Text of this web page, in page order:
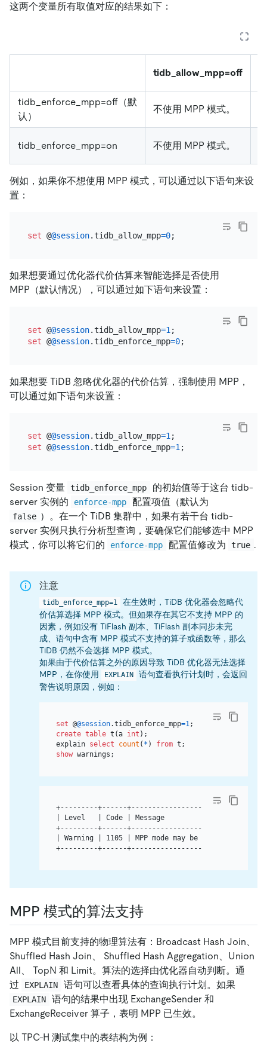
这两个变量所有取值对应的结果如下：
tidb_allow_mpp=off
tidb_enforce_mpp=off（默
认）
不使用 MPP 模式。
tidb_enforce_mpp=on 不使用 MPP 模式。
例如，如果你不想使用 MPP 模式，可以通过以下语句来设
置：
set @@session.tidb_allow_mpp=0
如果想要通过优化器代价估算来智能选择是否使用
MPP（默认情况），可以通过如下语句来设置：
set @@session.tidb_allow_mpp=1
set @@session.tidb_enforce_mpp=0
如果想要 TiDB 忽略优化器的代价估算，强制使用 MPP，
可以通过如下语句来设置：
set @@session.tidb_allow_mpp=1
set @@session.tidb_enforce_mpp=1
Session 变量 tidb_enforce_mpp
的初始值等于这台 tidb-
server 实例的
enforce-mpp 配置项值（默认为
false ）。在一个 TiDB 集群中，如果有若干台 tidb-
server 实例只执行分析型查询，要确保它们能够选中 MPP
模式，你可以将它们的
enforce-mpp 配置值修改为 true .
注意
tidb_enforce_mpp=1
在生效时，TiDB 优化器会忽略代
价估算选择 MPP 模式。但如果存在其它不支持 MPP 的
因素，例如没有 TiFlash 副本、TiFlash 副本同步未完
成、语句中含有 MPP 模式不支持的算子或函数等，那么
TiDB 仍然不会选择 MPP 模式。
如果由于代价估算之外的原因导致 TiDB 优化器无法选择
MPP，在你使用
EXPLAIN
语句查看执行计划时，会返回
警告说明原因，例如：
set @@session.tidb_enforce_mpp=1
create table t(a int );
explain select count ( * ) from
show
+---------+------
| Level   | Code | Message
+---------+------
| Warning | 1105 | MPP mode may be blocked
MPP 模式的算法支持
MPP 模式目前支持的物理算法有：Broadcast Hash Join、
Shuffled Hash Join、 Shuffled Hash Aggregation、Union
All、 TopN 和 Limit。算法的选择由优化器自动判断。通
过
EXPLAIN 语句可以查看具体的查询执行计划。如果
EXPLAIN
语句的结果中出现 ExchangeSender 和
ExchangeReceiver 算子，表明 MPP 已生效。
以 TPC-H 测试集中的表结构为例：